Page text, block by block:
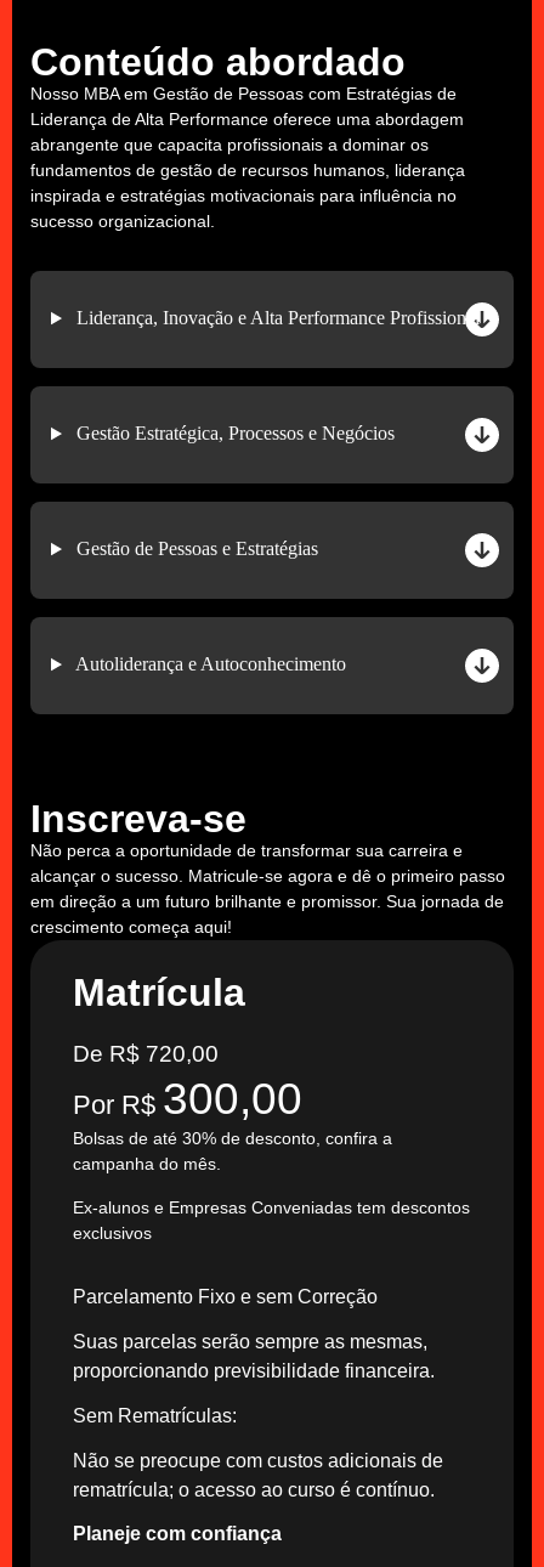
Conteúdo abordado
Nosso MBA em Gestão de Pessoas com Estratégias de
Liderança de Alta Performance oferece uma abordagem
abrangente que capacita profissionais a dominar os
fundamentos de gestão de recursos humanos, liderança
inspirada e estratégias motivacionais para influência no
sucesso organizacional.
Liderança, Inovação e Alta Performance Profissional
Gestão Estratégica, Processos e Negócios
Gestão de Pessoas e Estratégias
Autoliderança e Autoconhecimento
Inscreva-se
Não perca a oportunidade de transformar sua carreira e
alcançar o sucesso. Matricule-se agora e dê o primeiro passo
em direção a um futuro brilhante e promissor. Sua jornada de
crescimento começa aqui!
Matrícula
De R$ 720,00
Por R$ 300,00
Bolsas de até 30% de desconto, confira a
campanha do mês.
Ex-alunos e Empresas Conveniadas tem descontos
exclusivos
Parcelamento Fixo e sem Correção
Suas parcelas serão sempre as mesmas,
proporcionando previsibilidade financeira.
Sem Rematrículas:
Não se preocupe com custos adicionais de
rematrícula; o acesso ao curso é contínuo.
Planeje com confiança